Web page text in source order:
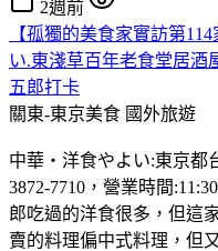
2週前
【孤獨的美食家實訪第
い.東淺草百年老食堂居酒
五郎打卡
關東-東京美食 國外旅遊
中華・洋食やよい:東京都
3872-7710，營業時間
郎吃過的洋食很多，但這
賣的料理偏中式料理，但